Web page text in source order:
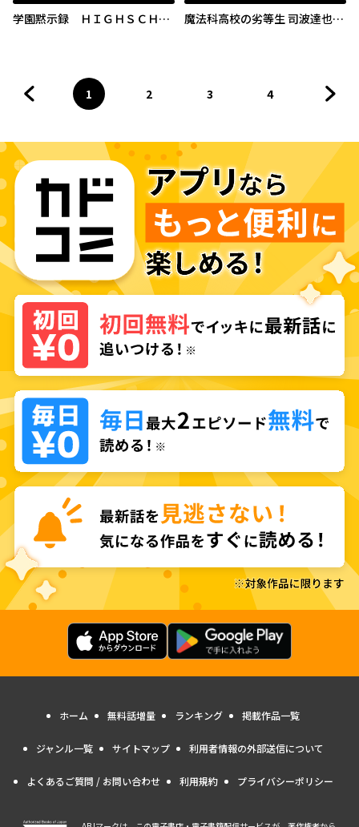
学園黙示録 ＨＩＧＨＳＣＨＯ
魔法科高校の劣等生 司波達也暗
前のページへページ
1
へ
2
3
4
ホーム 無料話増量 ランキング 掲載作品一覧
ジャンル一覧 サイトマップ 利用者情報の外部送信について
よくあるご質問 / お問い合わせ 利用規約 プライバシーポリシー